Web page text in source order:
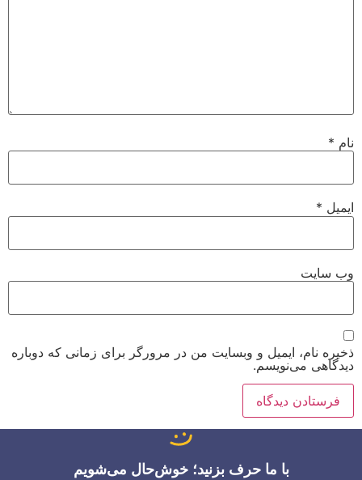
نام *
ایمیل *
وب‌ سایت
ذخیره نام، ایمیل و وبسایت من در مرورگر برای زمانی که دوباره
دیدگاهی می‌نویسم.
با ما حرف بزنید؛ خوش‌حال می‌شویم